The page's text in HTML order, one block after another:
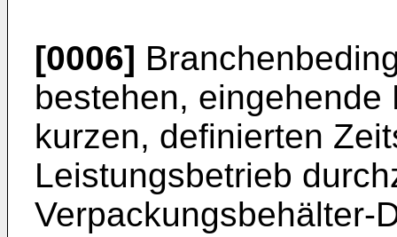
[0006]
bestehen,
kurzen, definierten
Leistungsbetrieb
Verpackungsbehälter-